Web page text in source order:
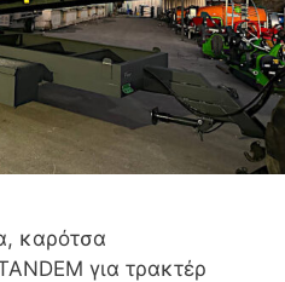
καρότσα
για τρακτέρ